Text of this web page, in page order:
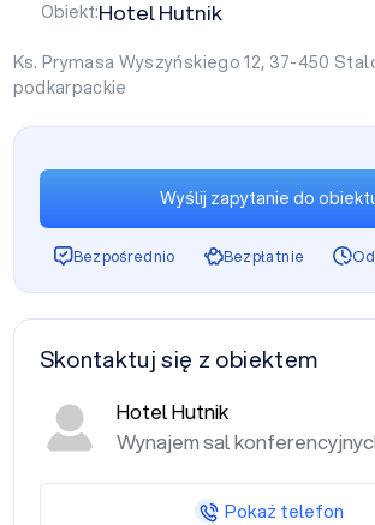
Obiekt:Hotel Hutnik
Ks. Prymasa Wyszyńskiego 12, 37-450
podkarpackie
Wyślij zapytanie do
Bezpośrednio Bezpłatnie
Skontaktuj się z obiektem
Hotel Hutnik
Wynajem sal
Pokaż telefon